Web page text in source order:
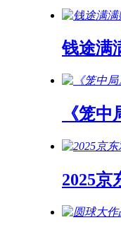
钱途满
《笼
2025京